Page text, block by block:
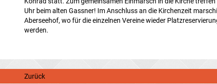
Uhr beim alten Gassner! Im Anschluss an die Kirchenzeit
Aberseehof, wo für die einzelnen Vereine wieder
werden.
Zurück